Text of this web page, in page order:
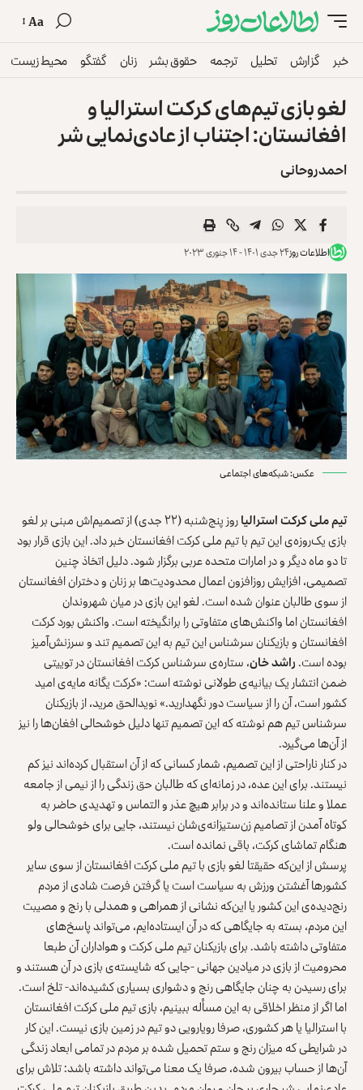
Aa
خبر گزارش تحلیل ترجمه حقوق بشر زنان گفتگو محیط زیست
لغو بازی تیم‌های کرکت استرالیا و
افغانستان: اجتناب از عادی‌نمایی شر
احمد روحانی
اطلاعات روز۲۴ جدی ۱۴۰۱ - ۱۴ جنوری ۲۰۲۳
عکس: شبکه‌های اجتماعی
تیم ملی کرکت استرالیا
روز پنج‌شنبه (۲۲ جدی) از تصمیم‌اش مبنی بر لغو
بازی یک‌روزه‌ی این تیم با تیم ملی کرکت افغانستان خبر داد. این بازی قرار بود
تا دو ماه دیگر و در امارات متحده عربی برگزار شود. دلیل اتخاذ چنین
تصمیمی، افزایش روزافزون اعمال محدودیت‌ها بر زنان و دختران افغانستان
از سوی طالبان عنوان شده است. لغو این بازی در میان شهروندان
افغانستان اما واکنش‌های متفاوتی را برانگیخته است. واکنش بورد کرکت
افغانستان و بازیکنان سرشناس این تیم به این تصمیم تند و سرزنش‌آمیز
بوده است.راشد خان، ستاره‌ی سرشناس کرکت افغانستان در توییتی
ضمن انتشار یک بیانیه‌ی طولانی نوشته است: «کرکت یگانه مایه‌ی امید
کشور است، آن را از سیاست دور نگهدارید.» نویدالحق مرید، از بازیکنان
سرشناس تیم هم نوشته که این تصمیم تنها دلیل خوشحالی افغان‌ها را نیز
از آن‌ها می‌گیرد.
در کنار ناراحتی از این تصمیم، شمار کسانی که از آن استقبال کرده‌اند نیز کم
نیستند. برای این عده، در زمانه‌ای که طالبان حق زندگی را از نیمی از جامعه
عملا و علنا ستانده‌اند و در برابر هیچ عذر و التماس و تهدیدی حاضر به
کوتاه آمدن از تصامیم زن‌ستیزانه‌ی‌شان نیستند، جایی برای خوشحالی ولو
هنگام تماشای کرکت، باقی نمانده است.
پرسش از این‌که حقیقتا لغو بازی با تیم ملی کرکت افغانستان از سوی سایر
کشورها آغشتن ورزش به سیاست است یا گرفتن فرصت شادی از مردم
رنج‌دیده‌ی این کشور یا این‌که نشانی از همراهی و همدلی با رنج و مصیبت
این مردم، بسته به جایگاهی که در آن ایستاده‌ایم، می‌تواند پاسخ‌های
متفاوتی داشته باشد. برای بازیکنان تیم ملی کرکت و هواداران آن طبعا
محرومیت از بازی در میادین جهانی -جایی که شایسته‌ی بازی در آن هستند و
برای رسیدن به چنان جایگاهی رنج و دشواری بسیاری کشیده‌اند- تلخ است.
اما اگر از منظر اخلاقی به این مسأله ببینیم، بازی تیم ملی کرکت افغانستان
با استرالیا یا هر کشوری، صرفا رویارویی دو تیم در زمین بازی نیست. این کار
در شرایطی که میزان رنج و ستم تحمیل شده بر مردم در تمامی ابعاد زندگی
آن‌ها از حساب بیرون شده، صرفا یک معنا می‌تواند داشته باشد: تلاش برای